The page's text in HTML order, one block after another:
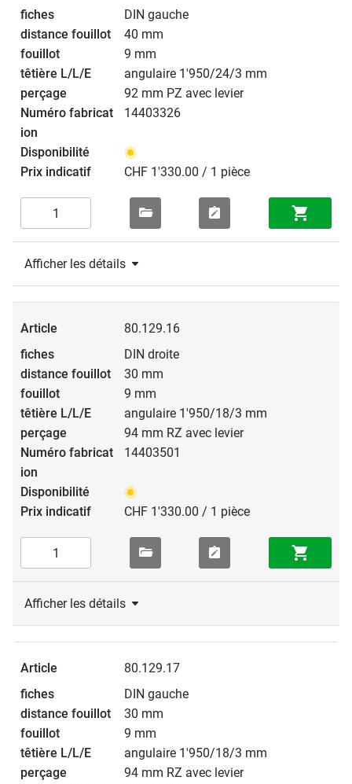
DIN gauche
40 mm
9 mm
angulaire 1'950/24/3 mm
92 mm PZ avec levier
14403326
CHF 1'330.00 / 1 pièce
Afficher les détails
80.129.16
DIN droite
30 mm
9 mm
angulaire 1'950/18/3 mm
94 mm RZ avec levier
14403501
CHF 1'330.00 / 1 pièce
Afficher les détails
80.129.17
DIN gauche
30 mm
9 mm
angulaire 1'950/18/3 mm
94 mm RZ avec levier